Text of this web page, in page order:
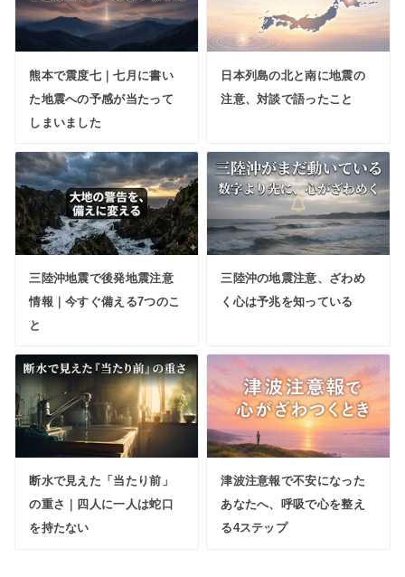
熊本で震度七｜七月に書い
た地震への予感が当たって
しまいました
日本列島の北と南に地震の
注意、対談で語ったこと
三陸沖地震で後発地震注意
情報｜今すぐ備える7つのこ
と
三陸沖の地震注意、ざわめ
く心は予兆を知っている
断水で見えた「当たり前」
の重さ｜四人に一人は蛇口
を持たない
津波注意報で不安になった
あなたへ、呼吸で心を整え
る4ステップ